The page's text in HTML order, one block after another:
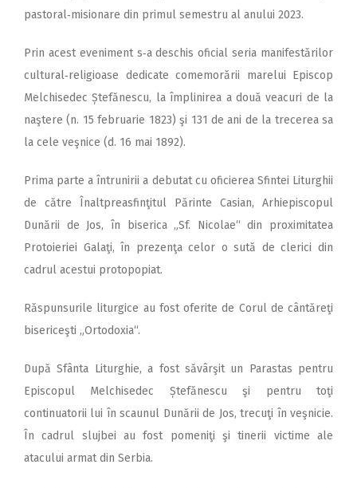
pastoral‑misionare din primul semestru al anului 2023.
Prin acest eveniment s‑a deschis oficial seria manifestărilor
cultural‑religioase dedicate comemorării marelui Episcop
Melchisedec Ștefănescu, la împlinirea a două veacuri de la
naştere (n. 15 februarie 1823) şi 131 de ani de la trecerea sa
la cele veşnice (d. 16 mai 1892).
Prima parte a întrunirii a debutat cu oficierea Sfintei Liturghii
de către Înaltpreasfinţitul Părinte Casian, Arhiepis­copul
Dunării de Jos, în biserica „Sf. Nicolae“ din proximitatea
Protoieriei Galaţi, în prezenţa celor o sută de clerici din
cadrul acestui protopopiat.
Răspunsurile liturgice au fost oferite de Corul de cântăreţi
bisericeşti „Ortodoxia“.
După Sfânta Liturghie, a fost săvârşit un Parastas pentru
Episcopul Melchisedec Ștefănescu şi pentru toţi
continuatorii lui în scaunul Dunării de Jos, trecuţi în veşnicie.
În cadrul slujbei au fost pomeniţi şi tinerii victime ale
atacului armat din Serbia.